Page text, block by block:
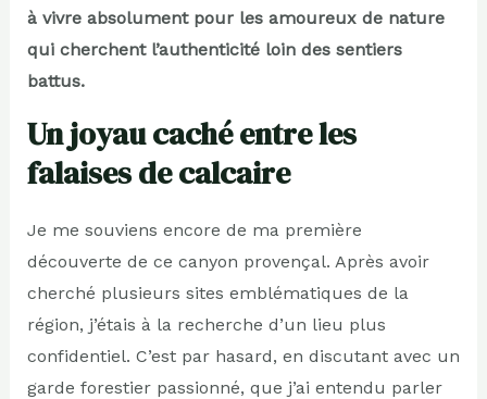
à vivre absolument pour les amoureux de nature
qui cherchent l’authenticité loin des sentiers
battus.
Un joyau caché entre les
falaises de calcaire
Je me souviens encore de ma première
découverte de ce canyon provençal. Après avoir
cherché plusieurs sites emblématiques de la
région, j’étais à la recherche d’un lieu plus
confidentiel. C’est par hasard, en discutant avec un
garde forestier passionné, que j’ai entendu parler